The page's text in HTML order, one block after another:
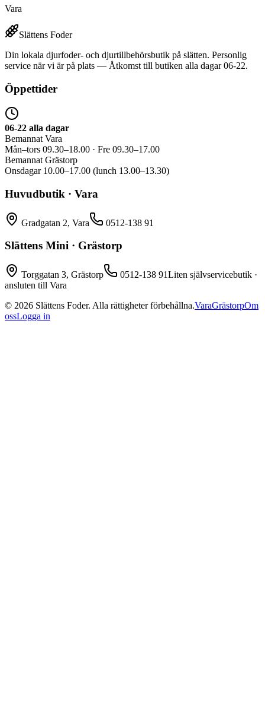
Vara
Slättens Foder
Din lokala djurfoder- och djurtillbehörsbutik på slätten. Personlig
service när vi är på plats — Åtkomst till butiken alla dagar 06-22.
Öppettider
06-22 alla dagar
Bemannat Vara
Mån–tors 09.30–18.00 · Fre 09.30–17.00
Bemannat Grästorp
Onsdagar 10.00–17.00 (lunch 13.00–13.30)
Huvudbutik · Vara
Gradgatan 2, Vara 0512-138 91
Slättens Mini · Grästorp
Torggatan 3, Grästorp 0512-138 91Liten självservicebutik ·
ansluten till Vara
© 2026 Slättens Foder. Alla rättigheter förbehållna.VaraGrästorpOm
ossLogga in